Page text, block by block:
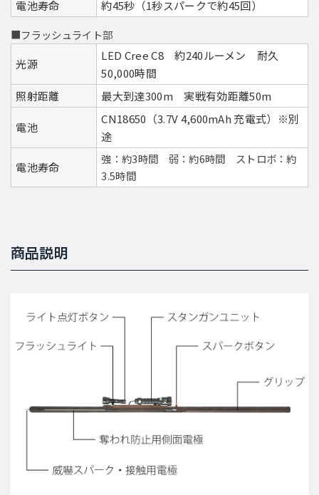
電池寿命
約45秒（1秒スパークで約45回）
■フラッシュライト部
光源
LED Cree C8 約240ルーメン 耐久
50,000時間
照射距離
最大到達300m 実戦有効距離50m
電池
CN18650（3.7V 4,600mAh 充電式）※別
途
電池寿命
強：約3時間 弱：約6時間 ストロボ：約
3.5時間
商品説明